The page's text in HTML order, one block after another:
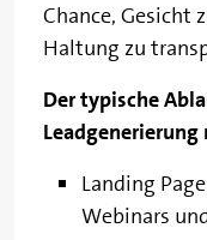
Chance, Gesicht
Haltung zu
Der typische
Landing
Webinars